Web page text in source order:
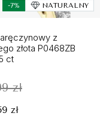
-7% NATURALNY
z
złota P0468ZB
ct
zł
zł